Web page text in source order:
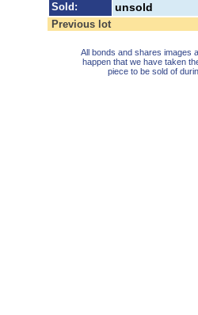
Sold: unsold
Previous lot
All bonds and shares images
happen that we have taken
piece to be sold of